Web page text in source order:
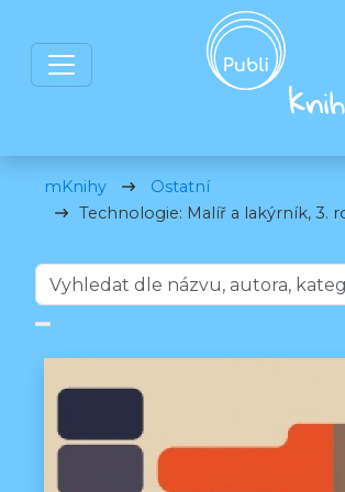
mKnihy
Ostatní
Technologie: Malíř a lakýrník, 3.